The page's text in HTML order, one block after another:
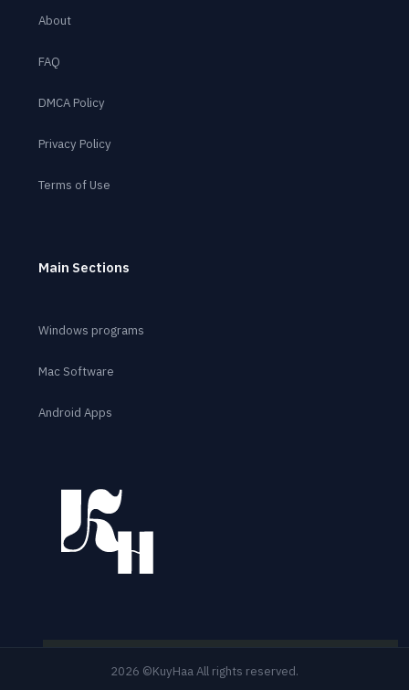
About
FAQ
DMCA Policy
Privacy Policy
Terms of Use
Main Sections
Windows programs
Mac Software
Android Apps
2026 ©KuyHaa All rights reserved.